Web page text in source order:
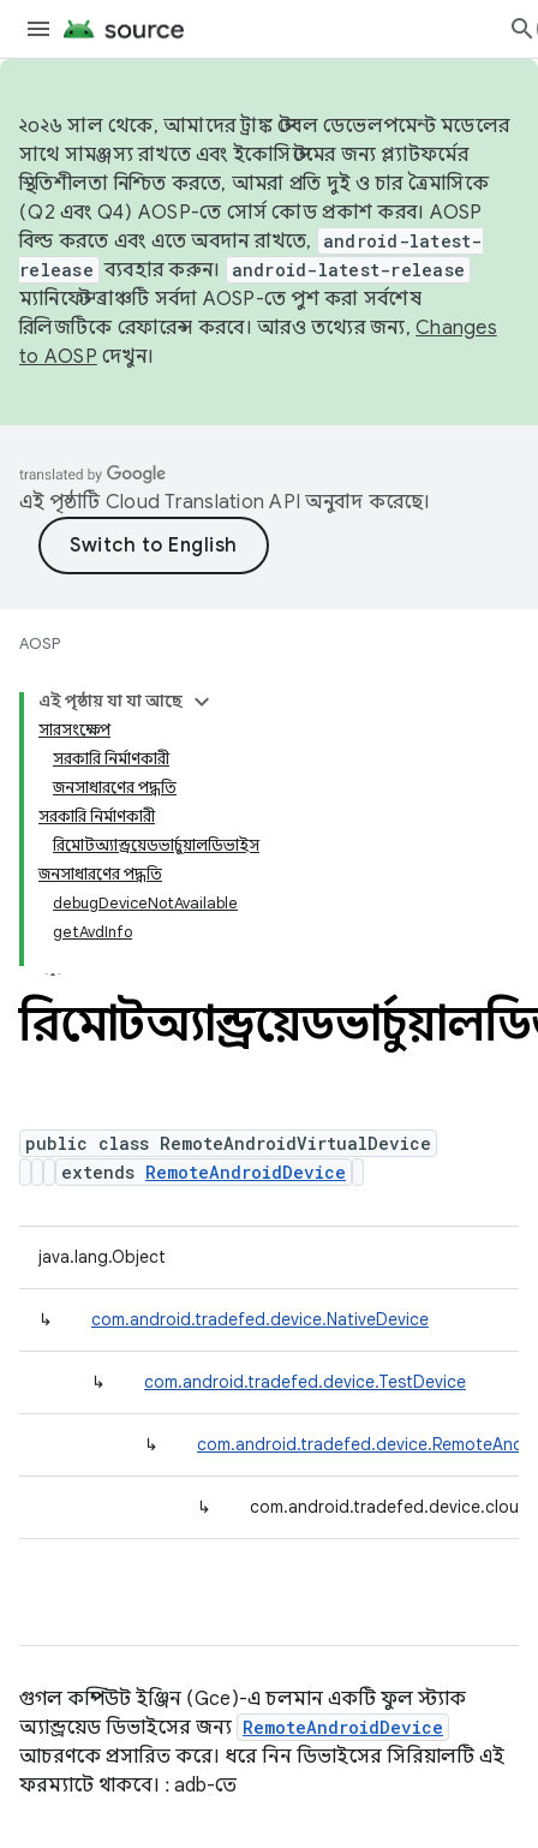
২০২৬ সাল থেকে, আমাদের ট্রাঙ্ক স্টেবল ডেভেলপমেন্ট মডেলের
সাথে সামঞ্জস্য রাখতে এবং ইকোসিস্টেমের জন্য প্ল্যাটফর্মের
স্থিতিশীলতা নিশ্চিত করতে, আমরা প্রতি দুই ও চার ত্রৈমাসিকে
(Q2 এবং Q4) AOSP-তে সোর্স কোড প্রকাশ করব। AOSP
বিল্ড করতে এবং এতে অবদান রাখতে,
android-latest-
release ব্যবহার করুন। android-latest-release
ম্যানিফেস্ট ব্রাঞ্চটি সর্বদা AOSP-তে পুশ করা সর্বশেষ
রিলিজটিকে রেফারেন্স করবে। আরও তথ্যের জন্য, Changes
to AOSP দেখুন।
এই পৃষ্ঠাটি Cloud Translation API অনুবাদ করেছে।
AOSP
এই পৃষ্ঠায় যা যা আছে
সারসংক্ষেপ
সরকারি নির্মাণকারী
জনসাধারণের পদ্ধতি
সরকারি নির্মাণকারী
রিমোটঅ্যান্ড্রয়েডভার্চুয়ালডিভাইস
জনসাধারণের পদ্ধতি
debugDeviceNotAvailable
getAvdInfo
public class RemoteAndroidVirtualDevice
extends RemoteAndroidDevice
java.lang.Object
↳ com.android.tradefed.device.NativeDevice
↳ com.android.tradefed.device.TestDevice
↳
↳
গুগল কম্পিউট ইঞ্জিন (Gce)-এ চলমান একটি ফুল স্ট্যাক
অ্যান্ড্রয়েড ডিভাইসের জন্য RemoteAndroidDevice
আচরণকে প্রসারিত করে। ধরে নিন ডিভাইসের সিরিয়ালটি এই
ফরম্যাটে থাকবে। : adb-তে